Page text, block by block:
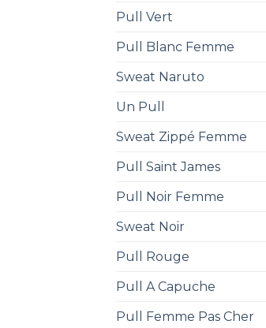
Pull Vert
Pull Blanc Femme
Sweat Naruto
Un Pull
Sweat Zippé Femme
Pull Saint James
Pull Noir Femme
Sweat Noir
Pull Rouge
Pull A Capuche
Pull Femme Pas Cher